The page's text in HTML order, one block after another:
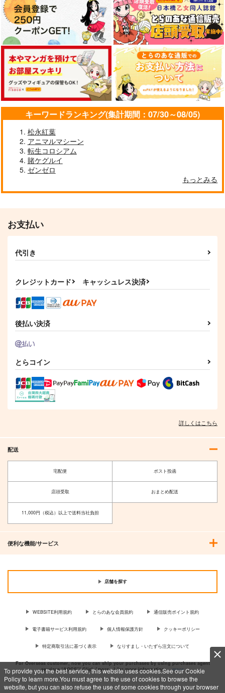
To provide you the best service, this website uses cookies.See our Cookie
Policy to learn more.You must agree to the use of cookies to browse the
website, but you can also refuse the use of some cookies through your browser
作品詳細 作品詳細
キーワードランキング(集計期間：07/30～08/05)
松永紅葉
アニマルマシーン
転生コロシアム
賭ケグルイ
ゼンゼロ
もっとみる
お支払い
代引き
クレジットカード キャッシュレス決済
後払い決済
とらコイン
詳しくはこちら
配送
宅配便 ポスト投函
店頭受取 おまとめ配送
11,000円（税込）以上で送料当社負担
便利な機能/サービス
店舗を探す
WEBSITE利用規約 とらのあな会員規約 通信販売ポイント規約
電子書籍サービス利用規約 個人情報保護方針 クッキーポリシー
特定商取引法に基づく表示 なりすまし・いたずら注文について
For Overseas customer, now you can ship your purchases by using purchases agent
services “AOCS”! Click {more…} for more information …more